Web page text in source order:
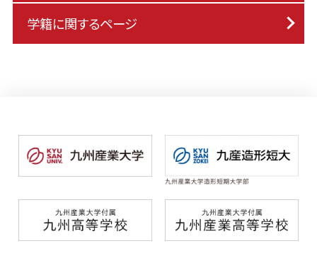
学籍に関するページ